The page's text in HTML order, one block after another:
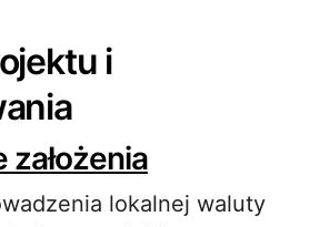
i
lokalnej waluty